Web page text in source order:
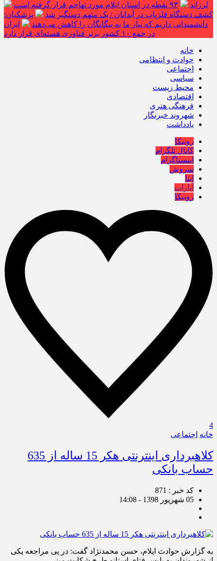
لرزاند
۹۳ نقطه در استان ایلام مورد تهاجم قرار گرفته است
کشف دستگاه فلزیاب در آبدانان / یک متهم دستگیر شد
پزشکیان:
دانشمندانی داریم که نیاز ما به بیگانگان را کاهش می‌دهند
ایران
در جمع ۱۰ کشور برتر فناوری هسته‌ای قرار دارد
خانه
حوادث و انتظامی
اجتماعی
سیاسی
محیط زیست
اقتصادی
فرهنگی هنری
شهروند خبرنگار
یادداشت
روبیکا
کانال تلگرام
اینستاگرام
سروش
ایتا
آپارات
روبیکا
4
خانه اجتماعی
کلاهبرداری اینترنتی هکر 15 ساله از 635
حساب بانکی
کد خبر : 871
05 شهریور 1398 - 14:08
به گزارش حوادث ایلام، حسن محمدنژاد گفت: در پی مراجعه یکی